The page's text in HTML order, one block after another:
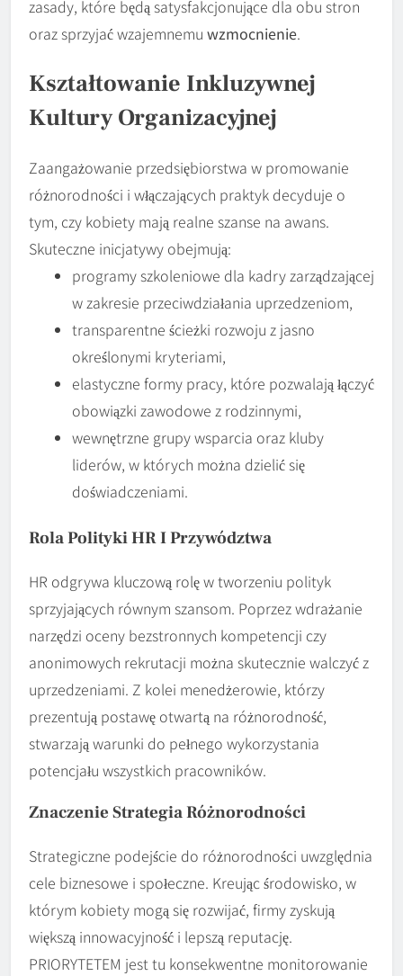
zasady, które będą satysfakcjonujące dla obu stron
oraz sprzyjać wzajemnemu wzmocnienie.
Kształtowanie Inkluzywnej
Kultury Organizacyjnej
Zaangażowanie przedsiębiorstwa w promowanie
różnorodności i włączających praktyk decyduje o
tym, czy kobiety mają realne szanse na awans.
Skuteczne inicjatywy obejmują:
programy szkoleniowe dla kadry zarządzającej
w zakresie przeciwdziałania uprzedzeniom,
transparentne ścieżki rozwoju z jasno
określonymi kryteriami,
elastyczne formy pracy, które pozwalają łączyć
obowiązki zawodowe z rodzinnymi,
wewnętrzne grupy wsparcia oraz kluby
liderów, w których można dzielić się
doświadczeniami.
Rola Polityki HR I Przywództwa
HR odgrywa kluczową rolę w tworzeniu polityk
sprzyjających równym szansom. Poprzez wdrażanie
narzędzi oceny bezstronnych kompetencji czy
anonimowych rekrutacji można skutecznie walczyć z
uprzedzeniami. Z kolei menedżerowie, którzy
prezentują postawę otwartą na różnorodność,
stwarzają warunki do pełnego wykorzystania
potencjału wszystkich pracowników.
Znaczenie StrategiaRóżnorodności
Strategiczne podejście do różnorodności uwzględnia
cele biznesowe i społeczne. Kreując środowisko, w
którym kobiety mogą się rozwijać, firmy zyskują
większą innowacyjność i lepszą reputację.
PRIORYTETEM jest tu konsekwentne monitorowanie